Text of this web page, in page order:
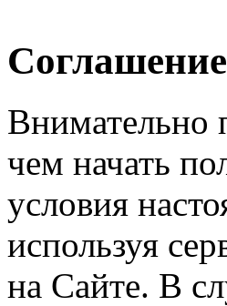
Внимательно
чем начать
условия
используя
на Сайте. В